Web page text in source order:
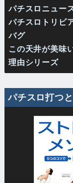
パチスロニュー
パチスロトリビ
バグ
この天井が美味
理由シリーズ
パチスロ打つ